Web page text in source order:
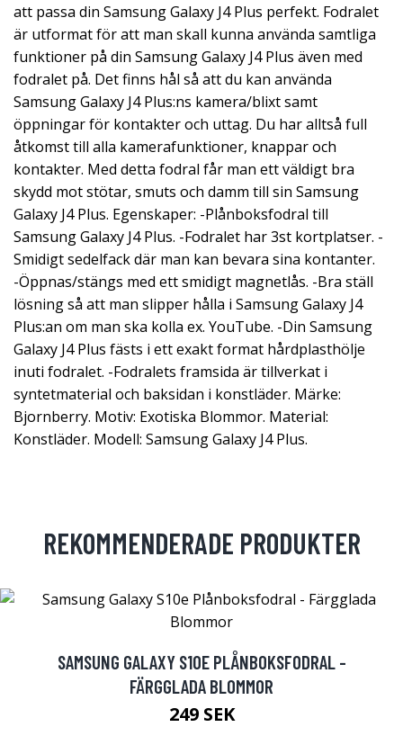
att passa din Samsung Galaxy J4 Plus perfekt. Fodralet
är utformat för att man skall kunna använda samtliga
funktioner på din Samsung Galaxy J4 Plus även med
fodralet på. Det finns hål så att du kan använda
Samsung Galaxy J4 Plus:ns kamera/blixt samt
öppningar för kontakter och uttag. Du har alltså full
åtkomst till alla kamerafunktioner, knappar och
kontakter. Med detta fodral får man ett väldigt bra
skydd mot stötar, smuts och damm till sin Samsung
Galaxy J4 Plus. Egenskaper: -Plånboksfodral till
Samsung Galaxy J4 Plus. -Fodralet har 3st kortplatser. -
Smidigt sedelfack där man kan bevara sina kontanter.
-Öppnas/stängs med ett smidigt magnetlås. -Bra ställ
lösning så att man slipper hålla i Samsung Galaxy J4
Plus:an om man ska kolla ex. YouTube. -Din Samsung
Galaxy J4 Plus fästs i ett exakt format hårdplasthölje
inuti fodralet. -Fodralets framsida är tillverkat i
syntetmaterial och baksidan i konstläder. Märke:
Bjornberry. Motiv: Exotiska Blommor. Material:
Konstläder. Modell: Samsung Galaxy J4 Plus.
REKOMMENDERADE PRODUKTER
SAMSUNG GALAXY S10E PLÅNBOKSFODRAL -
FÄRGGLADA BLOMMOR
249 SEK